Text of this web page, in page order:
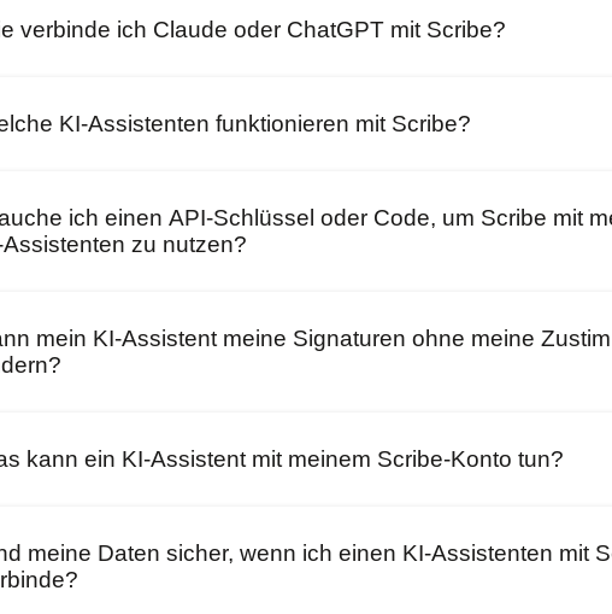
verbinde ich Claude oder ChatGPT mit Scribe?
KI-Assistenten funktionieren mit Scribe?
ich einen API-Schlüssel oder Code, um Scribe mit
Assistenten zu nutzen?
mein KI-Assistent meine Signaturen ohne meine
kann ein KI-Assistent mit meinem Scribe-Konto tun?
meine Daten sicher, wenn ich einen KI-Assistenten mit